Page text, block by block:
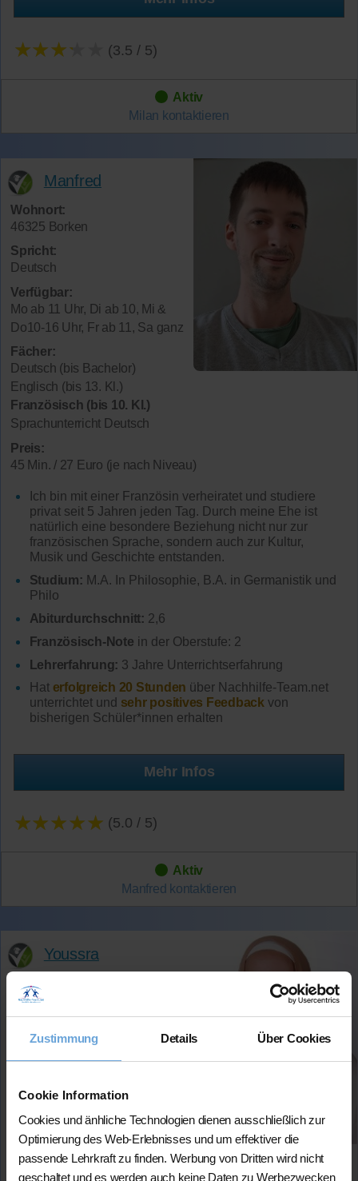
Zustimmung Details Über Cookies
Cookie Information
Cookies und änhliche Technologien dienen ausschließlich zur
Optimierung des Web-Erlebnisses und um effektiver die
passende Lehrkraft zu finden. Werbung von Dritten wird nicht
geschaltet und es werden auch keine Daten zu Werbezwecken
★★★★★ (3.5 / 5)
Aktiv
Milan kontaktieren
Manfred
Wohnort:
46325 Borken
Spricht:
Deutsch
Verfügbar:
Mo ab 11 Uhr, Di ab 10, Mi &
Do10-16 Uhr, Fr ab 11, Sa ganz
Fächer:
Deutsch (bis Bachelor)
Englisch (bis 13. Kl.)
Französisch (bis 10. Kl.)
Sprachunterricht Deutsch
Preis:
45 Min. / 27 Euro (je nach Niveau)
Ich bin mit einer Französin verheiratet und studiere
privat seit 5 Jahren jeden Tag. Durch meine Ehe ist
natürlich eine besondere Beziehung nicht nur zur
französischen Sprache, sondern auch zur Kultur,
Musik und Geschichte entstanden.
Studium: M.A. In Philosophie, B.A. in Germanistik und
Philo
Abiturdurchschnitt: 2,6
Französisch-Note in der Oberstufe: 2
Lehrerfahrung: 3 Jahre Unterrichtserfahrung
Hat erfolgreich 20 Stunden über Nachhilfe-Team.net
unterrichtet und sehr positives Feedback von
bisherigen Schüler*innen erhalten
Mehr Infos
★★★★★ (5.0 / 5)
Aktiv
Manfred kontaktieren
Youssra
Wohnort:
53123 Bonn
Deutsch
Verfügbar:
Uhr, Sa & So
Fächer:
Deutsch (bis 13. Kl.)
Englisch (bis 13. Kl.)
Französisch (bis 12. Kl.)